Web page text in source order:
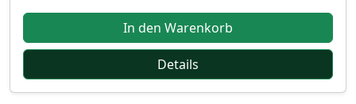
In den Warenkorb
Details